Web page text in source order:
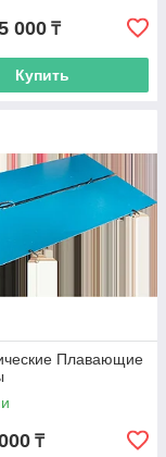
000 ₸
Купить
Плавающие
₸